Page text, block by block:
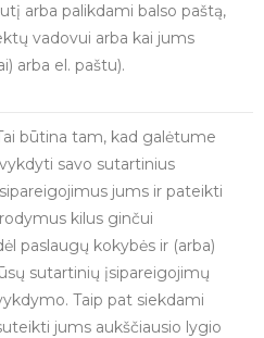
arba palikdami balso paštą,
vadovui arba kai jums
arba el. paštu).
būtina tam, kad galėtume
savo sutartinius
jums ir pateikti
kilus ginčui
paslaugų kokybės ir (arba)
sutartinių įsipareigojimų
Taip pat siekdami
jums aukščiausio lygio